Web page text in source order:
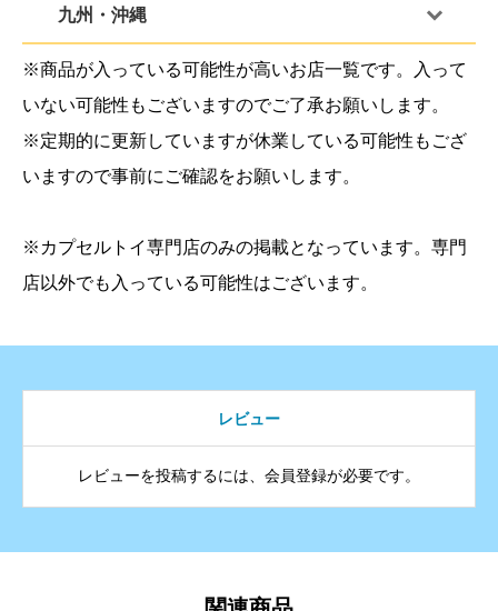
九州・沖縄
※商品が入っている可能性が高いお店一覧です。入って
いない可能性もございますのでご了承お願いします。
※定期的に更新していますが休業している可能性もござ
いますので事前にご確認をお願いします。
※カプセルトイ専門店のみの掲載となっています。専門
店以外でも入っている可能性はございます。
レビュー
レビューを投稿するには、会員登録が必要です。